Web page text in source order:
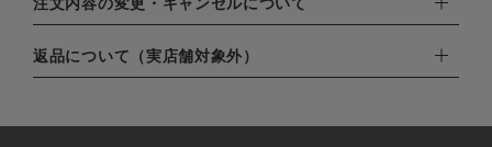
・amazonペイメント
・楽天ペイ
・PayPay
北海道：1,400円
ご注文日当日から翌日のAM9:00までにご連絡頂いた場合はキャ
ンセルは可能です。
返品について（実店舗対象外）